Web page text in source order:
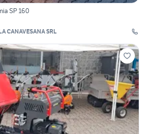
SP 160
CANAVESANA SRL